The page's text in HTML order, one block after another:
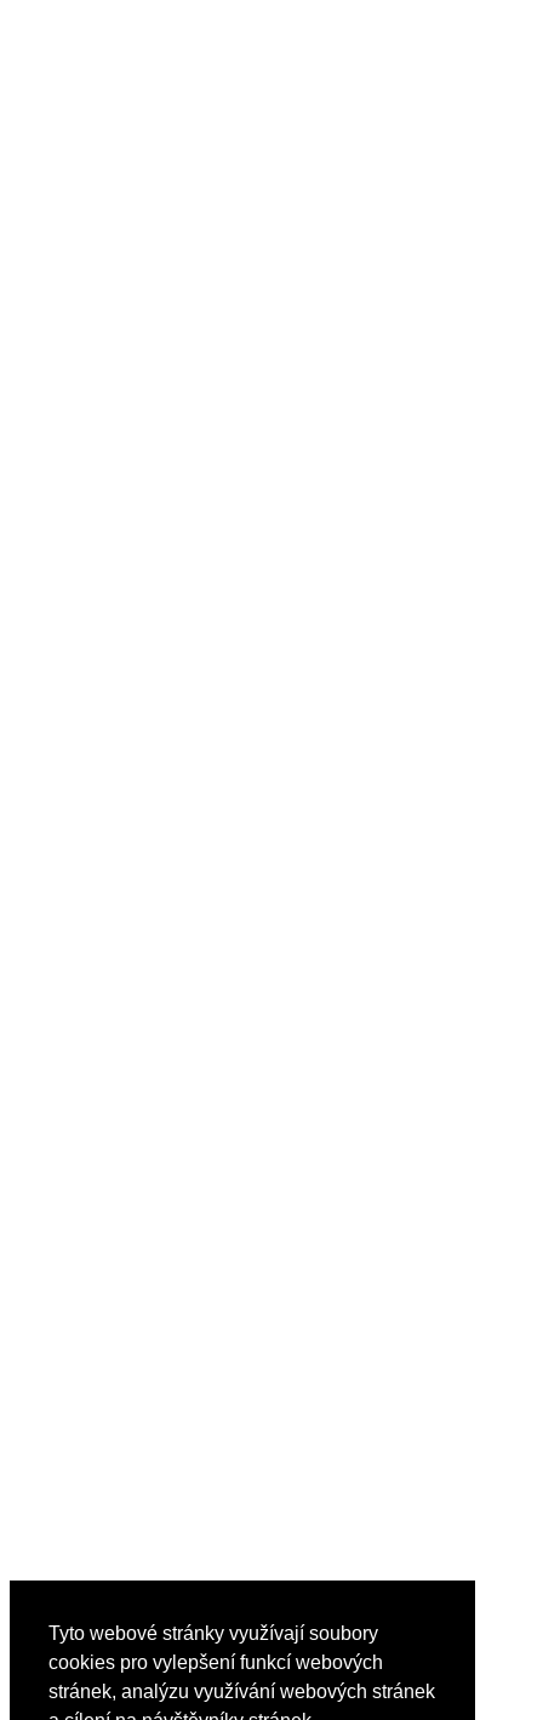
Tyto webové stránky využívají soubory
cookies pro vylepšení funkcí webových
stránek, analýzu využívání webových stránek